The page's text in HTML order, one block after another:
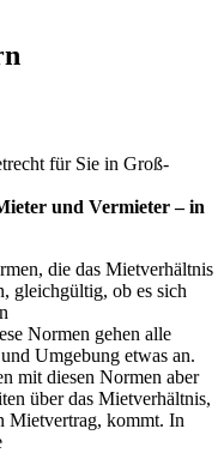
für Sie in Groß-
und Vermieter – in
die das Mietverhältnis
gleichgültig, ob es sich
Normen gehen alle
Umgebung etwas an.
mit diesen Normen aber
über das Mietverhältnis,
Mietvertrag, kommt. In